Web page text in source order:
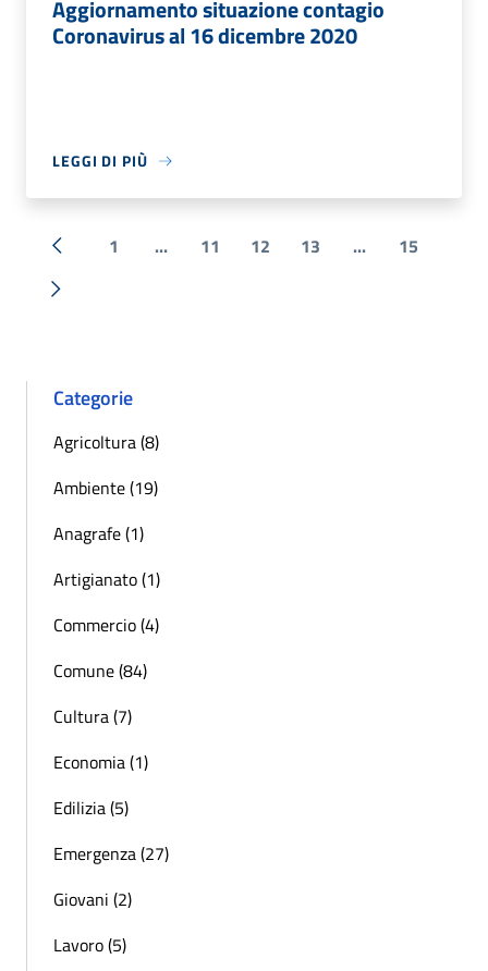
Aggiornamento situazione contagio
Coronavirus al 16 dicembre 2020
LEGGI DI PIÙ
« Precedente
1 ... 11 12 13 ... 15
Successiva »
Categorie
Agricoltura (8)
Ambiente (19)
Anagrafe (1)
Artigianato (1)
Commercio (4)
Comune (84)
Cultura (7)
Economia (1)
Edilizia (5)
Emergenza (27)
Giovani (2)
Lavoro (5)